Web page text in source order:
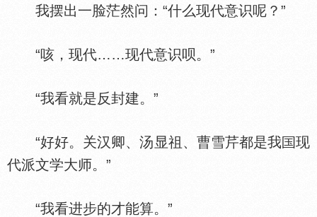
我摆出一脸茫然问：“什么现代意识呢？”
“咳，现代……现代意识呗。”
“我看就是反封建。”
“好好。关汉卿、汤显祖、曹雪芹都是我
现
代派文学大师。”
“我看进步的才能算。”